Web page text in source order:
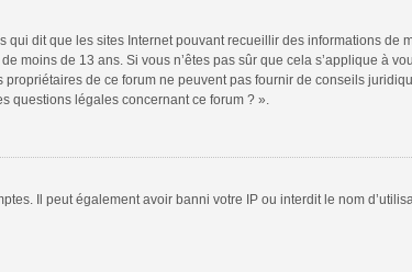
qui dit que les sites Internet pouvant recueillir des informations
moins de 13 ans. Si vous n’êtes pas sûr que cela s’applique à
de ce forum ne peuvent pas fournir de conseils
questions légales concernant ce forum ? ».
Il peut également avoir banni votre IP ou interdit le nom